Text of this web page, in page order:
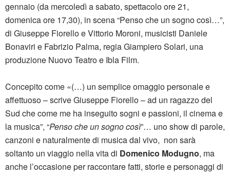
gennaio (da mercoledì a sabato, spettacolo ore 21,
domenica ore 17,30), in scena “Penso che un sogno così…”,
di Giuseppe Fiorello e Vittorio Moroni, musicisti Daniele
Bonaviri e Fabrizio Palma, regia Giampiero Solari, una
produzione Nuovo Teatro e Ibla Film.
Concepito come «(…) un semplice omaggio personale e
affettuoso – scrive Giuseppe Fiorello – ad un ragazzo del
Sud che come me ha inseguito sogni e passioni, il cinema e
la musica”, “Penso che un sogno così”… uno show di parole,
canzoni e naturalmente di musica dal vivo, non sarà
soltanto un viaggio nella vita di Domenico Modugno, ma
anche l’occasione per raccontare fatti, storie e personaggi di